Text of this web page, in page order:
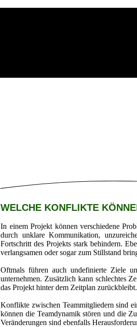
WELCHE KONFLIKTE
In einem Projekt können verschiedene
durch unklare Kommunikation,
Fortschritt des Projekts stark behindern.
verlangsamen oder sogar zum Stillstand
Oftmals führen auch undefinierte Ziele
unternehmen. Zusätzlich kann schlechtes
das Projekt hinter dem Zeitplan zurückbleibt.
Konflikte zwischen Teammitgliedern sind
können die Teamdynamik stören und die
Veränderungen sind ebenfalls